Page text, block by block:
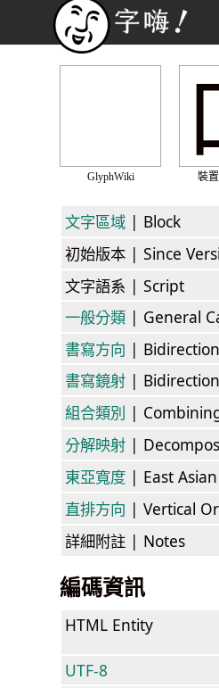
GlyphWiki 裝
文字區域 | Block
初始版本 | Since
文字語系 | Script
一般分類 | General
書寫方向 |
書寫鏡射 |
組合類別 |
分解映射 |
東亞寬度 | East
直排方向 | Vertical
詳細附註 | Notes
編碼資訊
HTML Entity
UTF-8